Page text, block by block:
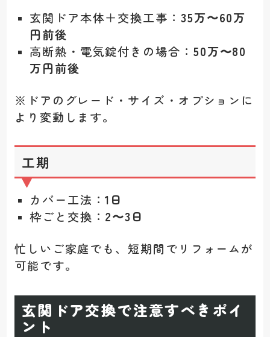
玄関ドア本体＋交換工事： 35万〜60万
円前後
高断熱・電気錠付きの場合： 50万〜80
万円前後
※ドアのグレード・サイズ・オプションに
より変動します。
工期
カバー工法：1日
枠ごと交換： 2〜3日
忙しいご家庭でも、短期間でリフォームが
可能です。
玄関ドア交換で注意すべきポイ
ント